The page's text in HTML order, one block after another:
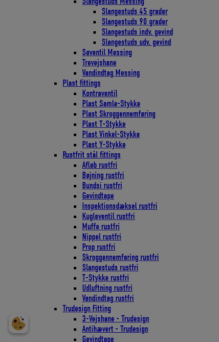
Slangestuds 45 grader
Slangestuds 90 grader
Slangestuds indv. gevind
Slangestuds udv. gevind
Søventil Messing
Trevejshane
Vandindtag Messing
Plast fittings
Kontraventil
Plast Samle-Stykke
Plast Skroggennemføring
Plast T-Stykke
Plast Vinkel-Stykke
Plast Y-Stykke
Rustfrit stål fittings
Afløb rustfri
Bøjning rustfri
Bundsi rustfri
Gevindtape
Inspektionsdæksel rustfri
Kugleventil rustfri
Muffe rustfri
Nippel rustfri
Prop rustfri
Skroggennemføring rustfri
Slangestuds rustfri
T-Stykke rustfri
Udluftning rustfri
Vandindtag rustfri
Trudesign Fitting
3-Vejshane - Trudesign
Antihævert - Trudesign
Gevindtape